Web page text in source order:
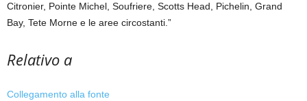
Citronier, Pointe Michel, Soufriere, Scotts Head, Pichelin, Grand
Bay, Tete Morne e le aree circostanti.”
Relativo a
Collegamento alla fonte